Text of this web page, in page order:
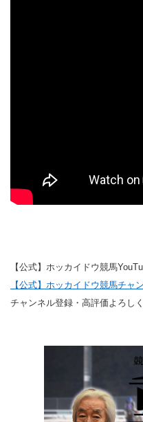
【公式】ホッカイドウ競馬
【公式】ホッカイドウ競馬チャ
チャンネル登録・高評価よろし